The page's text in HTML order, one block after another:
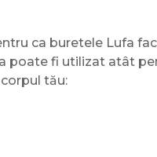
ca buretele Lufa
poate fi utilizat atât
tău: